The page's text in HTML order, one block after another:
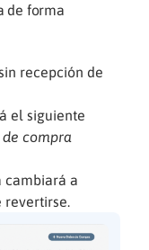
de forma
recepción de
el siguiente
compra
cambiará a
revertirse.